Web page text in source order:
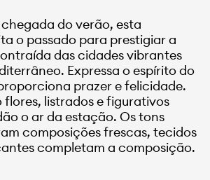
do verão, esta
o passado para prestigiar a
das cidades vibrantes
Expressa o espírito do
prazer e felicidade.
flores, listrados e figurativos
o ar da estação. Os tons
composições frescas, tecidos
completam a composição.